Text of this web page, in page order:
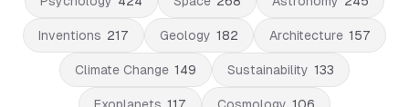
Inventions 217 Geology 182 Architecture 157
Climate Change 149 Sustainability 133